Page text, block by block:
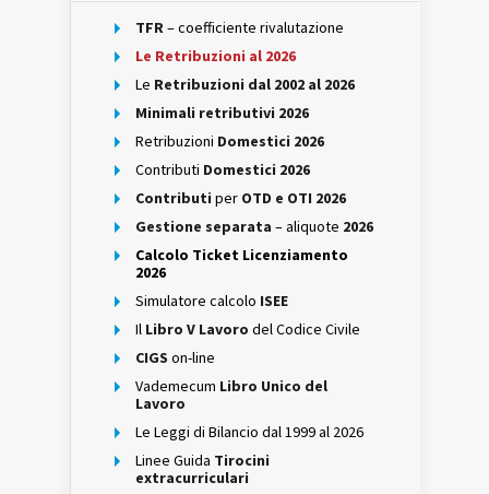
TFR– coefficiente rivalutazione
Le Retribuzioni al 2026
Le Retribuzioni dal 2002 al 2026
Minimali retributivi 2026
Retribuzioni Domestici 2026
Contributi Domestici 2026
Contributi per OTD e OTI 2026
Gestione separata – aliquote 2026
Calcolo Ticket Licenziamento
2026
Simulatore calcolo ISEE
Il Libro V Lavoro del Codice Civile
CIGS on-line
Vademecum Libro Unico del
Lavoro
Le Leggi di Bilancio dal 1999 al 2026
Linee Guida Tirocini
extracurriculari